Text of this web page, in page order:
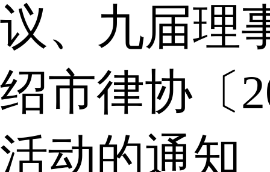
议、九届理
绍市律协〔
活动的通知